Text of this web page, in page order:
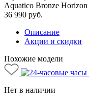
Aquatico Bronze Horizon
36 990 руб.
Описание
Акции и скидки
Похожие модели
Нет в наличии